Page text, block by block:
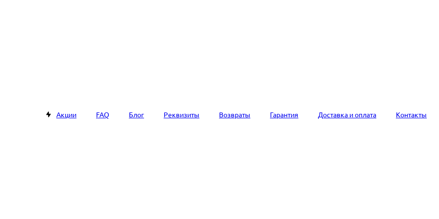
Акции FAQ Блог Реквизиты Возвраты Гарантия Доставка и оплата Контакты